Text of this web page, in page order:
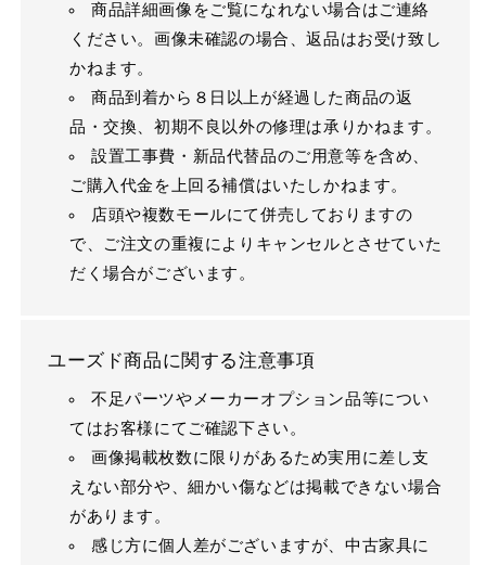
商品詳細画像をご覧になれない場合はご連絡
ください。画像未確認の場合、返品はお受け致し
かねます。
商品到着から８日以上が経過した商品の返
品・交換、初期不良以外の修理は承りかねます。
設置工事費・新品代替品のご用意等を含め、
ご購入代金を上回る補償はいたしかねます。
店頭や複数モールにて併売しておりますの
で、ご注文の重複によりキャンセルとさせていた
だく場合がございます。
ユーズド商品に関する注意事項
不足パーツやメーカーオプション品等につい
てはお客様にてご確認下さい。
画像掲載枚数に限りがあるため実用に差し支
えない部分や、細かい傷などは掲載できない場合
があります。
感じ方に個人差がございますが、中古家具に